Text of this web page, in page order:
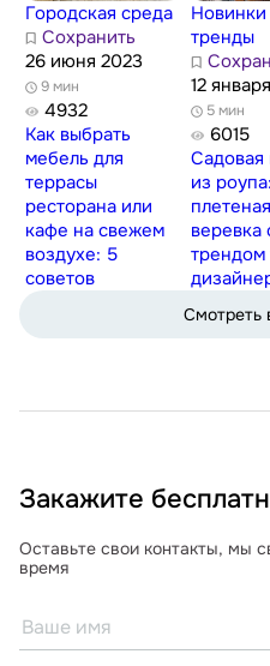
Городская среда
Сохранить
26 июня 2023
9 мин
4932
Как выбрать
мебель для
террасы
ресторана или
кафе на свежем
воздухе: 5
советов
Новинки
тренды
12
5 мин
6015
Садовая
из
плетеная
веревка
трендом
Смотреть
Закажите
Оставьте свои контакты, мы
время